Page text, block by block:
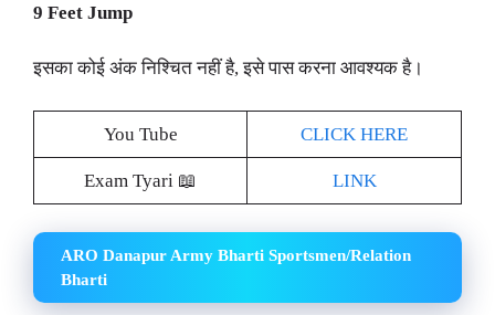
9 Feet Jump
इसका कोई अंक निश्चित नहीं है, इसे पास करना आवश्यक है।
You Tube CLICK HERE
Exam Tyari 📖 LINK
ARO Danapur Army Bharti Sportsmen/Relation
Bharti